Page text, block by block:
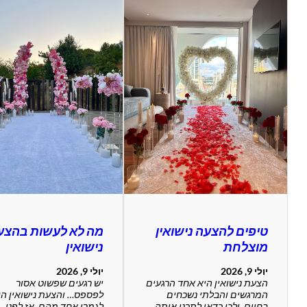
טיפים להצעה נישואין
מוצלחת
יולי 9, 2026
הצעת נישואין היא אחד הרגעים
המרגשים והבלתי נשכחים
מה לא לעשות
נישואין
יולי 9, 2026
יש רגעים שפשוט אסור
לפספס… והצעת נישואין